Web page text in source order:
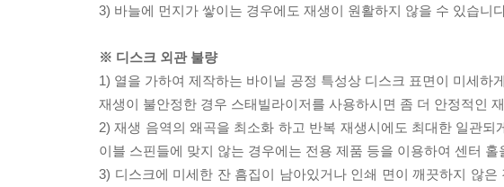
3) 바늘에 먼지가 쌓이는 경우에도 재생이 원활하지 않을 수 있습니
※ 디스크 외관 불량
1) 열을 가하여 제작하는 바이닐 공정 특성상 디스크 표면이 미세하
재생이 불안정한 경우 스태빌라이저를 사용하시면 좀 더 안정적인
2) 재생 음역의 왜곡을 최소화 하고 반복 재생시에도 최대한 일관
이블 스핀들에 맞지 않는 경우에는 전용 제품 등을 이용하여 센터
3) 디스크에 미세한 잔 흠집이 남아있거나 인쇄 면이 깨끗하지 않